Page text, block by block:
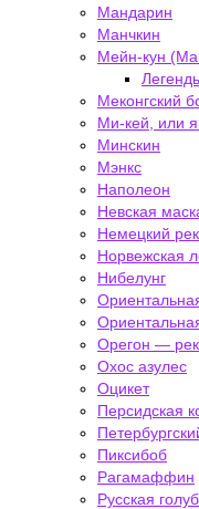
Мандарин
Манчкин
Мейн-кун
Меконгский
Ми-кей, или
Минскин
Мэнкс
Наполеон
Невская
Немецкий
Норвежская
Нибелунг
Орегон —
Охос азулес
Оцикет
Персидская
Пиксибоб
Рагамаффин
Русская